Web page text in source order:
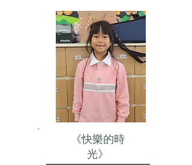
《快樂的時
光》